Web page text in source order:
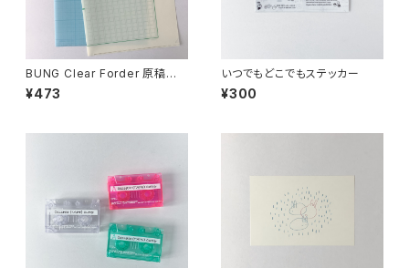
BUNG Clear Forder 原稿用
紙+グラフ用紙
¥473
いつでもどこでもステッカー
¥300